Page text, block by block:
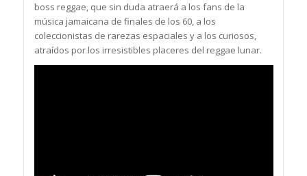
boss reggae, que sin duda atraerá a los fans de la
música jamaicana de finales de los 60, a los
coleccionistas de rarezas espaciales y a los curiosos,
atraídos por los irresistibles placeres del reggae lunar.